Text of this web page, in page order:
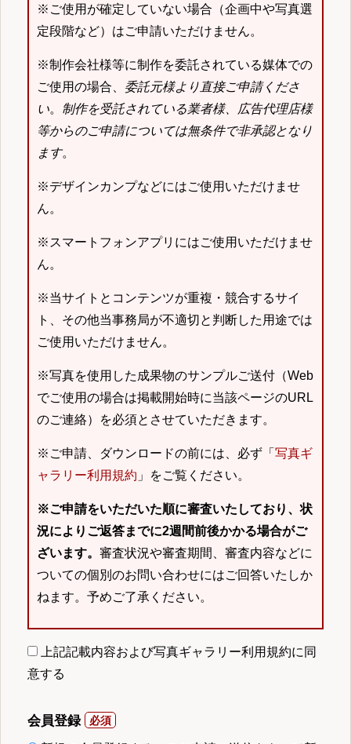
※ご使用が確定していない場合（企画中や写真選
定段階など）はご申請いただけません。
※制作会社様等に制作を委託されている媒体での
ご使用の場合、 委託元様より直接ご申請くださ
い。 制作を受託されている業者様、広告代理店様
等からのご申請については無条件で非承認となり
ます。
※デザインカンプなどにはご使用いただけませ
ん。
※スマートフォンアプリにはご使用いただけませ
ん。
※当サイトとコンテンツが重複・競合するサイ
ト、その他当事務局が不適切と判断した用途では
ご使用いただけません。
※写真を使用した成果物のサンプルご送付（Web
でご使用の場合は掲載開始時に当該ページのURL
のご連絡）を必須とさせていただきます。
※ご申請、ダウンロードの前には、必ず「 写真ギ
ャラリー利用規約 」をご覧ください。
※ご申請をいただいた順に審査いたしており、状
況によりご返答までに2週間前後かかる場合がご
ざいます。 審査状況や審査期間、審査内容などに
ついての個別のお問い合わせにはご回答いたしか
ねます。予めご了承ください。
上記記載内容および写真ギャラリー利用規約に同
意する
会員登録